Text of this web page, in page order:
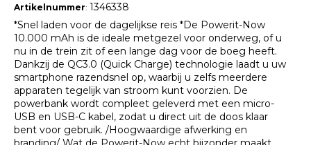
Artikelnummer: 1346338
*Snel laden voor de dagelijkse reis *De Powerit-Now
10.000 mAh is de ideale metgezel voor onderweg, of u
nu in de trein zit of een lange dag voor de boeg heeft.
Dankzij de QC3.0 (Quick Charge) technologie laadt u uw
smartphone razendsnel op, waarbij u zelfs meerdere
apparaten tegelijk van stroom kunt voorzien. De
powerbank wordt compleet geleverd met een micro-
USB en USB-C kabel, zodat u direct uit de doos klaar
bent voor gebruik. /Hoogwaardige afwerking en